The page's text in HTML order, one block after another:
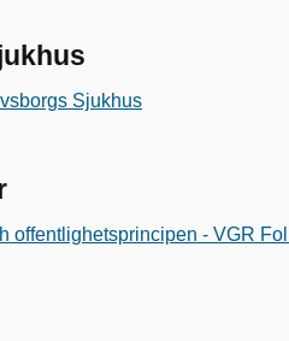
Sjukhus
offentlighetsprincipen - VGR